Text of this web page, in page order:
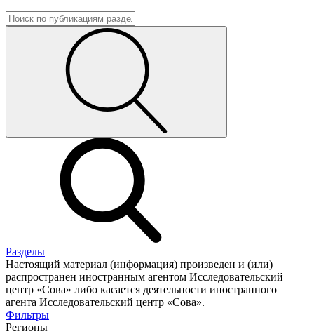
Разделы
Настоящий материал (информация) произведен и (или)
распространен иностранным агентом Исследовательский
центр «Сова» либо касается деятельности иностранного
агента Исследовательский центр «Сова».
Фильтры
Регионы